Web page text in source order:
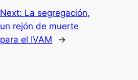
Next: La segregación,
un rejón de muerte
para el IVAM
→